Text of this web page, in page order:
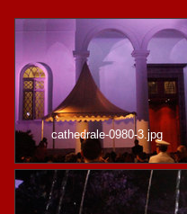
cathedrale-0980-3.jpg